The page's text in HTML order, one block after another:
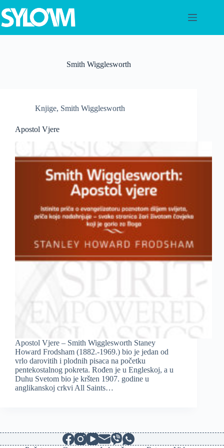
na
sadržaj
Smith Wigglesworth
Knjige, Smith Wigglesworth
Apostol Vjere
Apostol Vjere – Smith Wigglesworth Staney
Howard Frodsham (1882.-1969.) bio je jedan od
vrlo darovitih i plodnih pisaca na početku
pentekostalnog pokreta. Rođen je u Engleskoj, a u
Duhu Svetom bio je kršten 1907. godine u
anglikanskoj crkvi All Saints…